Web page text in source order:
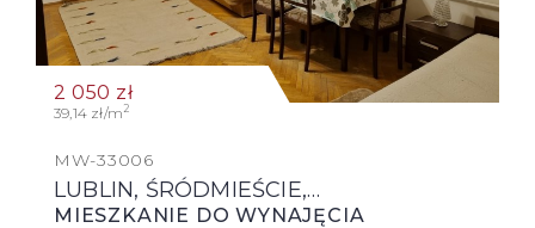
MW-33006
LUBLIN, ŚRÓDMIEŚCIE,…
MIESZKANIE DO WYNAJĘCIA
2 050 zł
39,14 zł/m2